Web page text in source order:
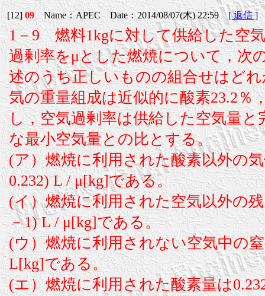
[12]09Name：APEC Date：2014/08/07(木) 22:59[ 返信 ]
1－9 燃料1kgに対して供給した空
過剰率をμとした燃焼について，次
述のうち正しいものの組合せはど
気の重量組成は近似的に酸素23.2％
し，空気過剰率は供給した空気量と
な最小空気量との比とする。
(ア）燃焼に利用された酸素以外の
0.232) L / μ[kg]である。
(イ）燃焼に利用された空気以外の
－1) L / μ[kg]である。
(ウ）燃焼に利用されない空気中の
L[kg]である。
(エ）燃焼に利用された酸素量は